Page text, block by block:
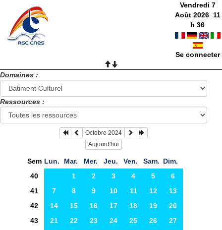
Vendredi 7
Août 2026 11
h36
Se connecter
Domaines :
Ressources :
Octobre 2024
Aujourd'hui
Sem Lun. Mar. Mer. Jeu. Ven. Sam. Dim.
40
1 2 3 4 5
6
41
7 8 9 10 11 12
13
42
14 15 16 17 18 19
20
43
21 22 23 24 25 26
27